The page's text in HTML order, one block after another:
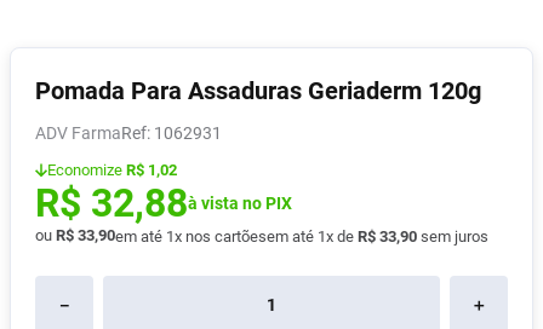
Pomada Para Assaduras Geriaderm 120g
ADV Farma : 1062931
Economize R$ 1,02
R$ 32,88à vista no PIX
ou R$ 33,90em até 1x nos cartõesem até 1x de R$ 33,90 sem juros
＋
－
5º Fralda G
6º Desodorante
7º Shampoo
8º Absorvente
9 Pampers Confort Sec
10º Lavitan